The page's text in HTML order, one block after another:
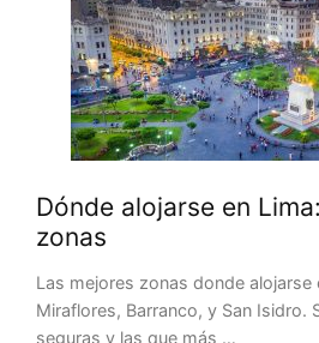
Dónde alojarse en
zonas
Las mejores zonas donde alojarse
Miraflores, Barranco, y San Isidro.
seguras y las que más …